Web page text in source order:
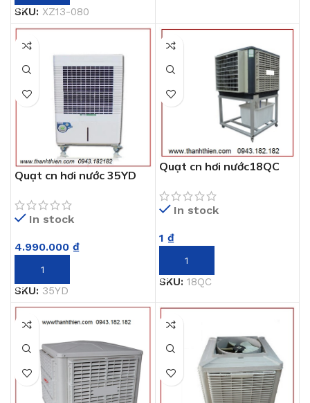
SKU: XZ13-080
Quạt cn hơi nước 35YD
In stock
4.990.000 ₫
THÊM VÀO GIỎ HÀNG
SKU: 35YD
Quạt cn hơi nước18QC
In stock
1 ₫
THÊM VÀO GIỎ HÀNG
SKU: 18QC